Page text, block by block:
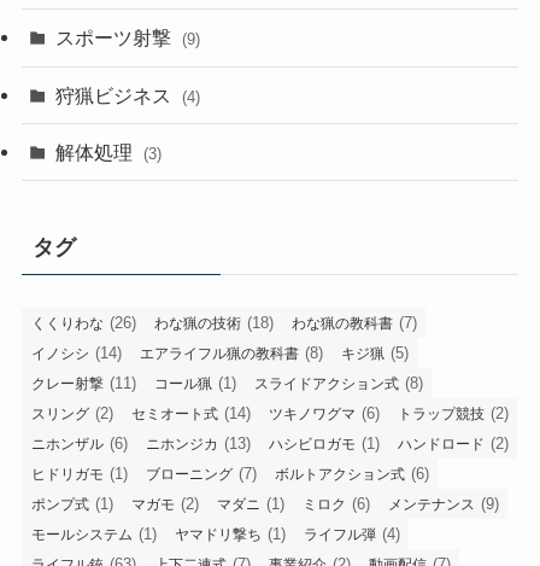
スポーツ射撃 (9)
狩猟ビジネス (4)
解体処理 (3)
タグ
くくりわな (26) わな猟の技術 (18) わな猟の教科書 (7)
イノシシ (14) エアライフル猟の教科書 (8) キジ猟 (5)
クレー射撃 (11) コール猟 (1) スライドアクション式 (8)
スリング (2) セミオート式 (14) ツキノワグマ (6) トラップ競技 (2)
ニホンザル (6) ニホンジカ (13) ハシビロガモ (1) ハンドロード (2)
ヒドリガモ (1) ブローニング (7) ボルトアクション式 (6)
ポンプ式 (1) マガモ (2) マダニ (1) ミロク (6) メンテナンス (9)
モールシステム (1) ヤマドリ撃ち (1) ライフル弾 (4)